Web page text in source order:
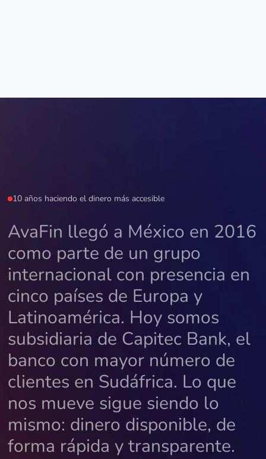
10 años haciendo el dinero más accesible
AvaFin llegó a México en 2016
como parte de un grupo
internacional con presencia en
cinco países de Europa y
Latinoamérica. Hoy somos
subsidiaria de Capitec Bank, el
banco con mayor número de
clientes en Sudáfrica. Lo que
nos mueve sigue siendo lo
mismo: dinero disponible, de
forma rápida y transparente.